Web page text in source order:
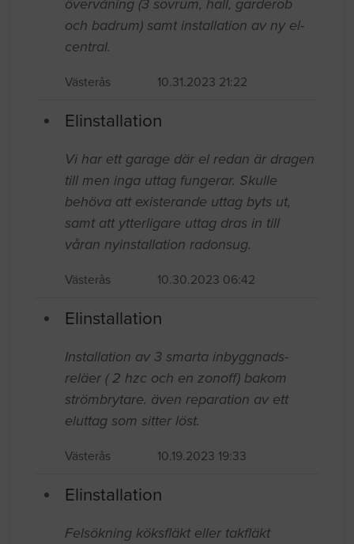
övervåning (3 sovrum, hall, garderob
och badrum) samt installation av ny el-
central.
Västerås 10.31.2023 21:22
Elinstallation
Vi har ett garage där el redan är dragen
till men inga uttag fungerar. Skulle
behöva att existerande uttag byts ut,
samt att ytterligare uttag dras in till
våran nyinstallation radonsug.
Västerås 10.30.2023 06:42
Elinstallation
Installation av 3 smarta inbyggnads-
reläer ( 2 hzc och en zonoff) bakom
strömbrytare. även reparation av ett
eluttag som sitter löst.
Västerås 10.19.2023 19:33
Elinstallation
Felsökning köksfläkt eller takfläkt